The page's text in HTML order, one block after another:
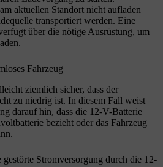
aktuellen Standort nicht aufladen
transportiert werden. Eine
über die nötige Ausrüstung, um
Fahrzeug
ziemlich sicher, dass der
zu niedrig ist. In diesem Fall weist
darauf hin, dass die 12-V-Batterie
bezieht oder das Fahrzeug
Stromversorgung durch die 12-